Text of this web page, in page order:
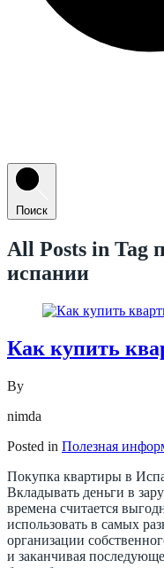
Поиск
All Posts in Tag
испании
Как купить
By
nimda
Posted in Полезная
Покупка квартиры в
Вкладывать деньги в
времена считается
использовать в самых
организации
и заканчивая